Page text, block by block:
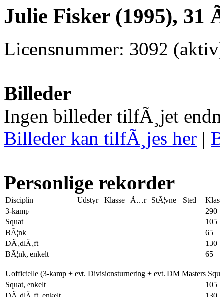
Julie Fisker (1995), 31
Licensnummer: 3092
Billeder
Ingen billeder tilfÃ¸jet
Billeder kan tilfÃ¸jes her |
Personlige rekorder
Disciplin Udstyr Klasse Ã…r StÃ¦vne Sted
3-kamp
290
Squat
105
BÃ¦nk
65
DÃ¸dlÃ¸ft
130
BÃ¦nk, enkelt
65
Uofficielle (3-kamp + evt. Divisionsturnering + evt. DM Masters
Squat, enkelt
105
DÃ¸dlÃ¸ft, enkelt
130